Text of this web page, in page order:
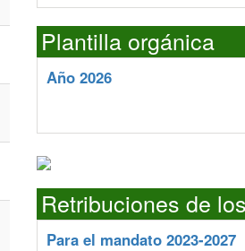
Plantilla orgánica
Año 2026
Retribuciones de
Para el mandato 2023-2027